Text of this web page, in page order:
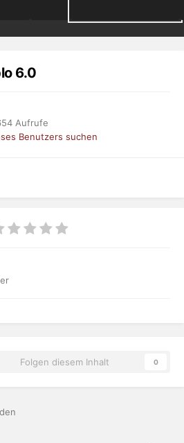
6.0
Aufrufe
Benutzers suchen
Folgen diesem Inhalt 0